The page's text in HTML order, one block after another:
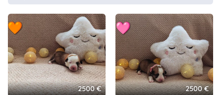
2500 € 2500 €